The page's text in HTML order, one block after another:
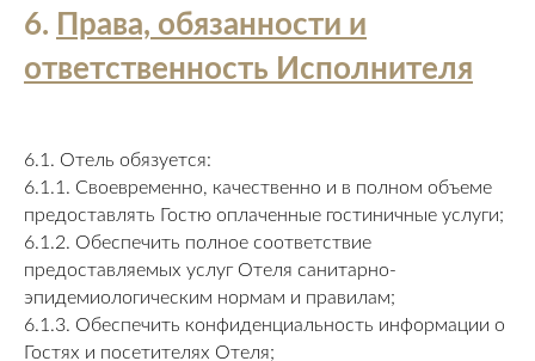
6. Права, обязанности и
ответственность Исполнителя
6.1. Отель обязуется:
6.1.1. Своевременно, качественно и в полном объеме
предоставлять Гостю оплаченные гостиничные услуги;
6.1.2. Обеспечить полное соответствие
предоставляемых услуг Отеля санитарно-
эпидемиологическим нормам и правилам;
6.1.3. Обеспечить конфиденциальность информации о
Гостях и посетителях Отеля;